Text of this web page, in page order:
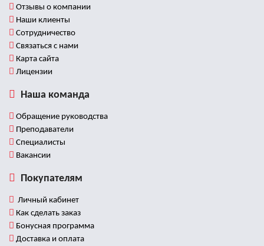
Отзывы о компании
Наши клиенты
Сотрудничество
Связаться с нами
Карта сайта
Лицензии
Наша команда
Обращение руководства
Преподаватели
Специалисты
Вакансии
Покупателям
Личный кабинет
Как сделать заказ
Бонусная программа
Доставка и оплата